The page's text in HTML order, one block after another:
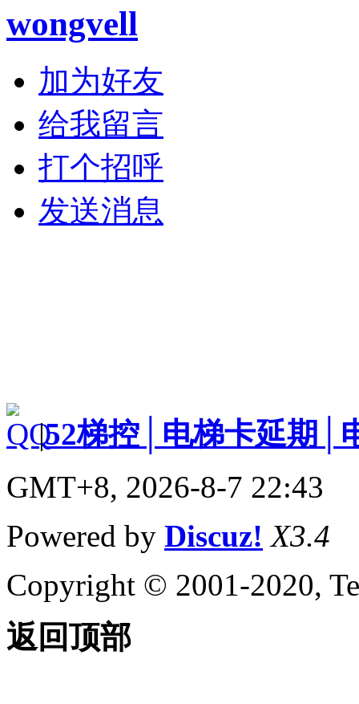
wongvell
加为好友
给我留言
打个招呼
发送消息
|52梯控│电梯卡延期│
GMT+8, 2026-8-7 22:43
Powered by Discuz! X3.4
Copyright © 2001-2020,
返回顶部